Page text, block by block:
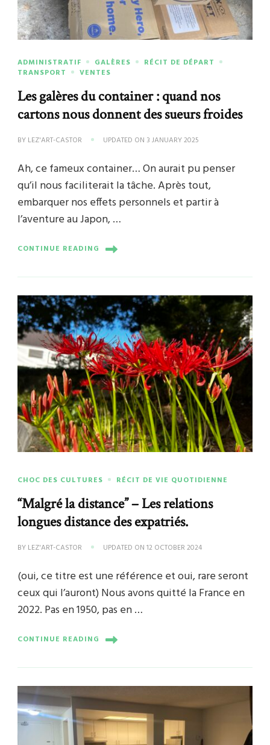
ADMINISTRATIF GALÈRES
RÉCIT DE DÉPART
TRANSPORT
VENTES
Les galères du container : quand nos
cartons nous donnent des sueurs froides
BY LEZ'ART-CASTOR UPDATED ON 3 JANUARY 2025
Ah, ce fameux container… On aurait pu penser
qu’il nous faciliterait la tâche. Après tout,
embarquer nos effets personnels et partir à
l’aventure au Japon, …
CONTINUE READING
CHOC DES CULTURES RÉCIT DE VIE QUOTIDIENNE
“Malgré la distance” – Les relations
longues distance des expatriés.
BY LEZ'ART-CASTOR UPDATED ON 12 OCTOBER 2024
(oui, ce titre est une référence et oui, rare seront
ceux qui l’auront) Nous avons quitté la France en
2022. Pas en 1950, pas en …
CONTINUE READING